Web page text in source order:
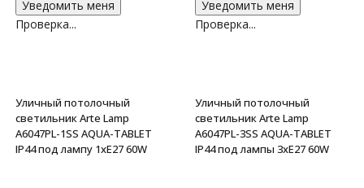
Проверка... Проверка...
Уличный потолочный
светильник Arte Lamp
A6047PL-1SS AQUA-TABLET
IP44 под лампу 1xE27 60W
Уличный потолочный
светильник Arte Lamp
A6047PL-3SS AQUA-TABLET
IP44 под лампы 3xE27 60W